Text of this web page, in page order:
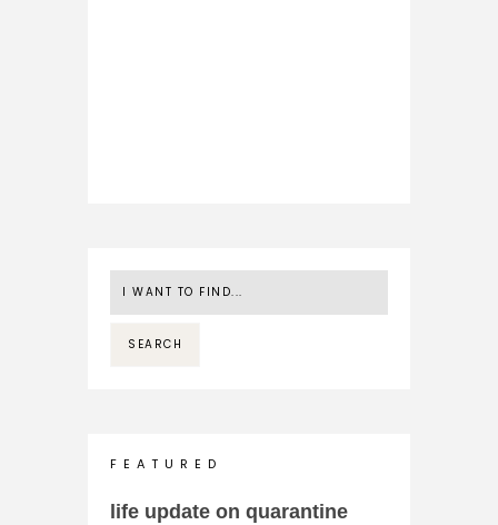
F E A T U R E D
life update on quarantine